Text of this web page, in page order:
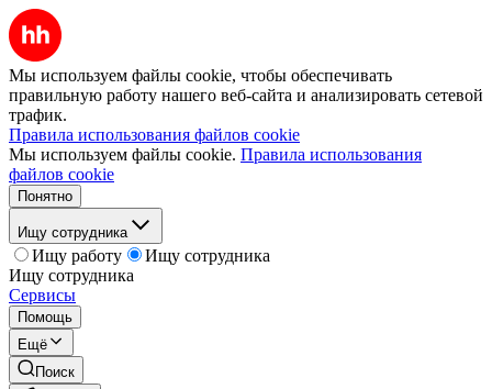
Мы используем файлы cookie, чтобы обеспечивать
правильную работу нашего веб-сайта и анализировать сетевой
трафик.
Правила использования файлов cookie
Мы используем файлы cookie. Правила использования
файлов cookie
Понятно
Ищу сотрудника
Ищу работу
Ищу сотрудника
Ищу сотрудника
Сервисы
Помощь
Ещё
Поиск